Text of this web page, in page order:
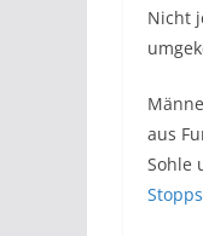
Nicht
aus
Sohle